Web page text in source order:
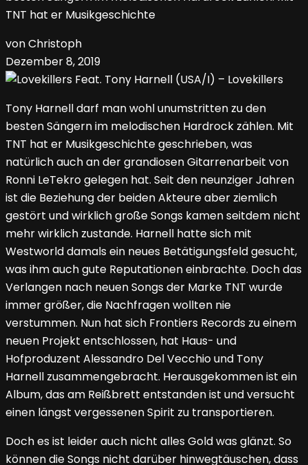
TNT hat er Musikgeschichte
von Christoph
Dezember 8, 2019
Tony Harnell darf man wohl unumstritten zu den
besten Sängern im melodischen Hardrock zählen. Mit
TNT hat er Musikgeschichte geschrieben, was
natürlich auch an der grandiosen Gitarrenarbeit von
Ronni LeTekro gelegen hat. Seit den neunziger Jahren
ist die Beziehung der beiden Akteure aber ziemlich
gestört und wirklich große Songs kamen seitdem nicht
mehr wirklich zustande. Harnell hatte sich mit
Westworld damals ein neues Betätigungsfeld gesucht,
was ihm auch gute Reputationen einbrachte. Doch das
Verlangen nach neuen Songs der Marke TNT wurde
immer größer, die Nachfragen wollten nie
verstummen. Nun hat sich Frontiers Records zu einem
neuen Projekt entschlossen, hat Haus- und
Hofproduzent Alessandro Del Vecchio und Tony
Harnell zusammengebracht. Herausgekommen ist ein
Album, das am Reißbrett entstanden ist und versucht
einen längst vergessenen Spirit zu transportieren.
Doch es ist leider auch nicht alles Gold was glänzt. So
können die Songs nicht darüber hinwegtäuschen, dass